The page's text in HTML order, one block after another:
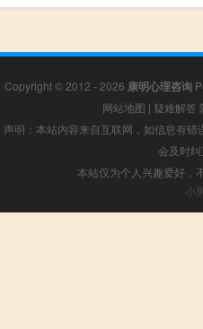
Copyright © 2012 - 2026 康明心理咨询
网站地图 | 疑难解答
声明：本站内容来自互联网，如信息有
会及时
本站仅为个人兴趣爱好，
小